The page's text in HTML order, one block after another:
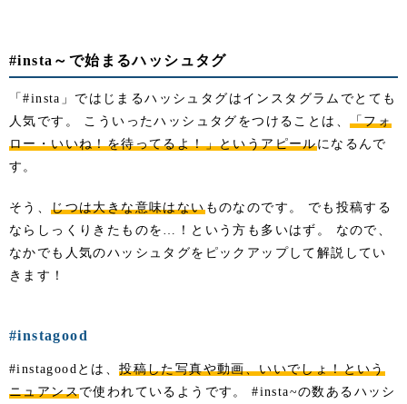
#insta～で始まるハッシュタグ
「#insta」ではじまるハッシュタグはインスタグラムでとても
人気です。 こういったハッシュタグをつけることは、 「フォ
ロー・いいね！を待ってるよ！」というアピールになるんで
す。
そう、じつは大きな意味はないものなのです。 でも投稿する
ならしっくりきたものを…！という方も多いはず。 なので、
なかでも人気のハッシュタグをピックアップして解説してい
きます！
#instagood
#instagoodとは、投稿した写真や動画、いいでしょ！という
ニュアンスで使われているようです。 #insta~の数あるハッシ